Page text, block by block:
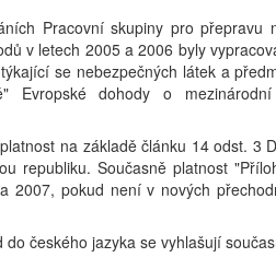
Pracovní skupiny pro přepravu
v letech 2005 a 2006 byly
se nebezpečných látek a
Evropské dohody o
na základě článku 14 odst. 3
republiku. Současně platnost
pokud není v nových
českého jazyka se vyhlašují